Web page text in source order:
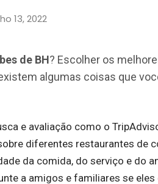
13, 2022
de BH? Escolher os
algumas coisas que
e avaliação como o
diferentes restaurantes de
da comida, do serviço e do
a amigos e familiares se